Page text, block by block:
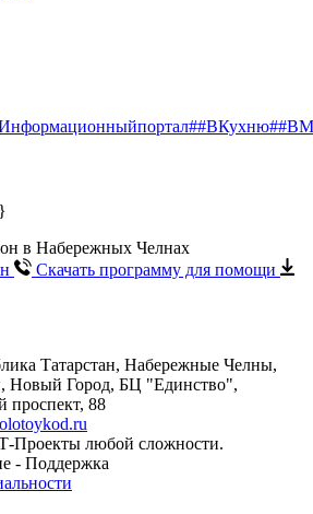
##ВКухню
в Набережных Челнах
Скачать программу для помощи
Татарстан, Набережные Челны,
Новый Город, БЦ "Единство",
проспект, 88
Проекты любой сложности.
- Поддержка